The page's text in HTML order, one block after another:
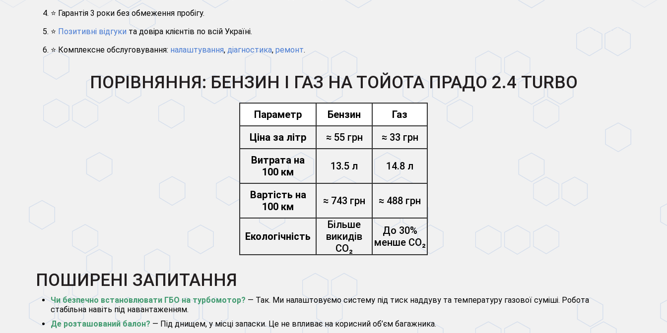
⭐ Гарантія 3 роки без обмеження пробігу.
⭐ Позитивні відгуки та довіра клієнтів по всій Україні.
⭐ Комплексне обслуговування: налаштування, діагностика, ремонт.
ПОРІВНЯННЯ: БЕНЗИН І ГАЗ НА ТОЙОТА ПРАДО 2.4 TURBO
Параметр Бензин
Газ
Ціна за літр
≈ 55 грн
≈ 33 грн
Витрата на
100 км
13.5 л 14.8 л
Вартість на
100 км
≈ 743 грн ≈ 488 грн
Екологічність
Більше
викидів
CO₂
До 30%
менше CO₂
ПОШИРЕНІ ЗАПИТАННЯ
Чи безпечно встановлювати ГБО на турбомотор? — Так. Ми налаштовуємо систему під тиск наддуву та температуру газової суміші. Робота
стабільна навіть під навантаженням.
Де розташований балон? — Під днищем, у місці запаски. Це не впливає на корисний об’єм багажника.